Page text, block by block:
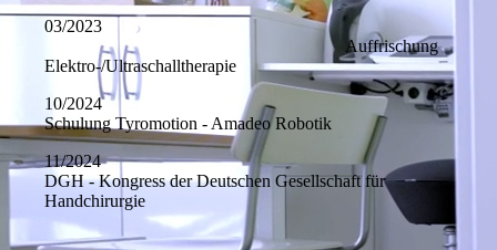
03/2023
Auffrischung
Elektro-/Ultraschalltherapie
10/2024
Schulung Tyromotion - Amadeo Robotik
11/2024
DGH - Kongress der Deutschen Gesellschaft für
Handchirurgie